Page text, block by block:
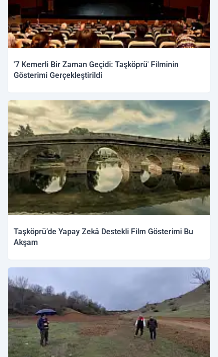
'7 Kemerli Bir Zaman Geçidi: Taşköprü' Filminin
Gösterimi Gerçekleştirildi
Taşköprü’de Yapay Zekâ Destekli Film Gösterimi Bu
Akşam